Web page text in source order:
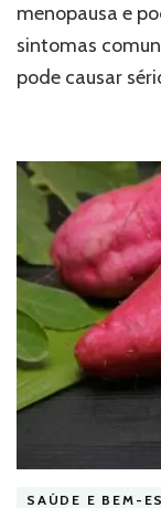
menopausa e
sintomas
pode causar
SAÚDE E BEM-